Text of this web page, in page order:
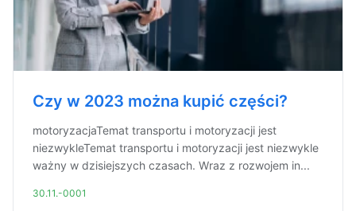
Czy w 2023 można kupić części?
motoryzacjaTemat transportu i motoryzacji jest
niezwykleTemat transportu i motoryzacji jest niezwykle
ważny w dzisiejszych czasach. Wraz z rozwojem in...
30.11.-0001